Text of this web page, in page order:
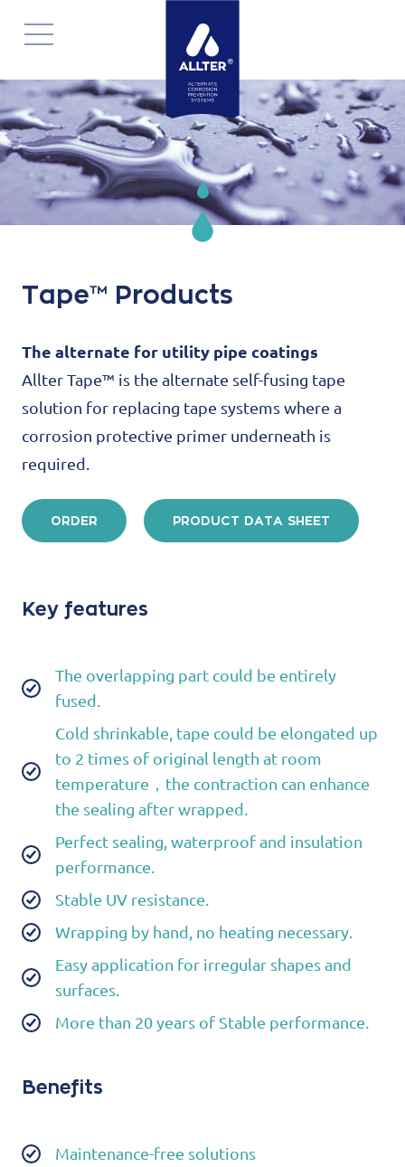
Navigatie
overslaan
Tape™ Products
The alternate for utility pipe coatings
Allter Tape™ is the alternate self-fusing tape
solution for replacing tape systems where a
corrosion protective primer underneath is
required.
ORDER PRODUCT DATA SHEET
Key features
The overlapping part could be entirely
fused.
Cold shrinkable, tape could be elongated up
to 2 times of original length at room
temperature，the contraction can enhance
the sealing after wrapped.
Perfect sealing, waterproof and insulation
performance.
Stable UV resistance.
Wrapping by hand, no heating necessary.
Easy application for irregular shapes and
surfaces.
More than 20 years of Stable performance.
Benefits
Maintenance-free solutions